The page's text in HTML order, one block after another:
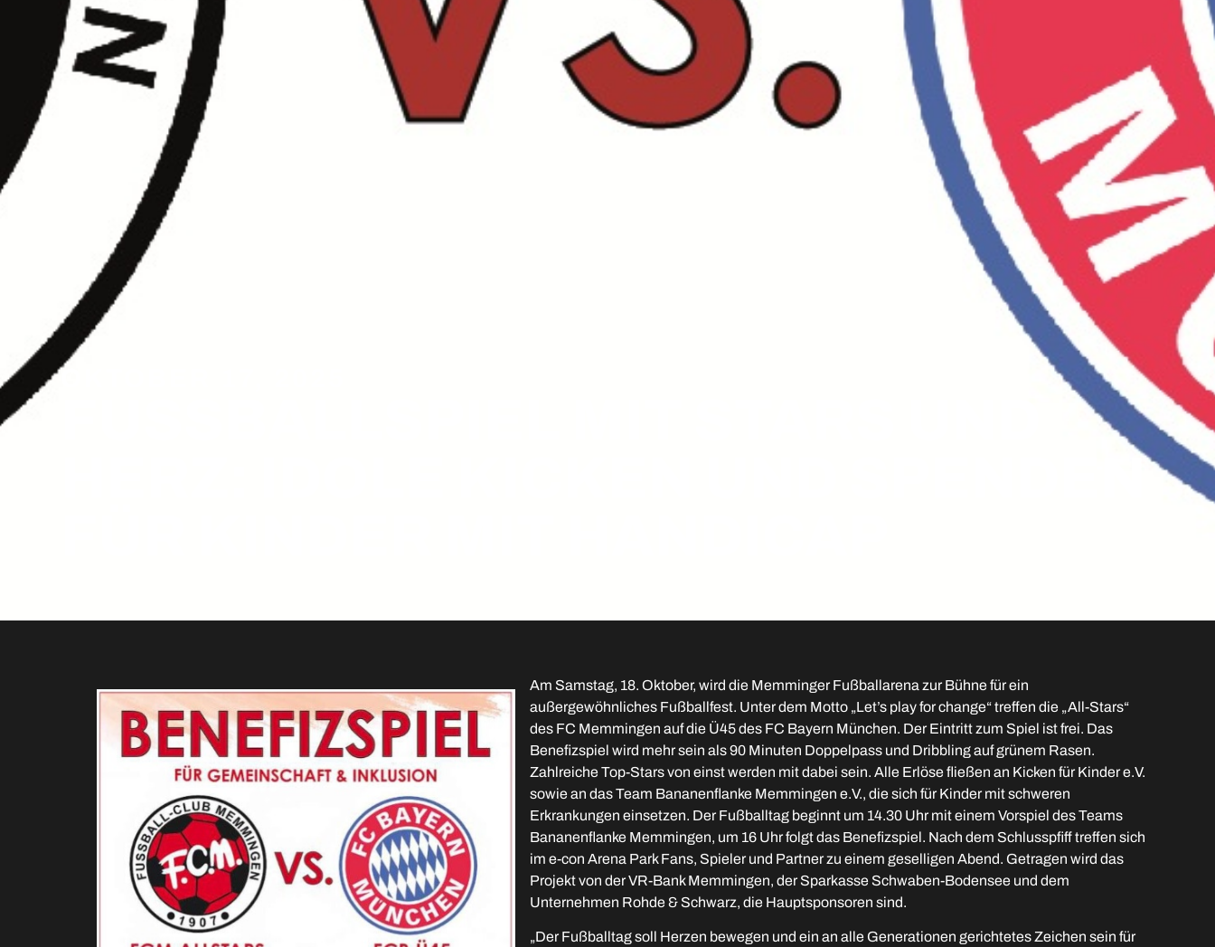
Am Samstag, 18. Oktober, wird die Memminger Fußballarena zur Bühne für ein
außergewöhnliches Fußballfest. Unter dem Motto „Let’s play for change“ treffen die „All-Stars“
des FC Memmingen auf die Ü45 des FC Bayern München. Der Eintritt zum Spiel ist frei. Das
Benefizspiel wird mehr sein als 90 Minuten Doppelpass und Dribbling auf grünem Rasen.
Zahlreiche Top-Stars von einst werden mit dabei sein. Alle Erlöse fließen an Kicken für Kinder e.V.
sowie an das Team Bananenflanke Memmingen e.V., die sich für Kinder mit schweren
Erkrankungen einsetzen. Der Fußballtag beginnt um 14.30 Uhr mit einem Vorspiel des Teams
Bananenflanke Memmingen, um 16 Uhr folgt das Benefizspiel. Nach dem Schlusspfiff treffen sich
im e-con Arena Park Fans, Spieler und Partner zu einem geselligen Abend. Getragen wird das
Projekt von der VR-Bank Memmingen, der Sparkasse Schwaben-Bodensee und dem
Unternehmen Rohde & Schwarz, die Hauptsponsoren sind.
„Der Fußballtag soll Herzen bewegen und ein an alle Generationen gerichtetes Zeichen sein für